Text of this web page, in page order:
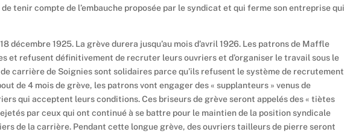
tenir compte de l’embauche proposée par le syndicat et qui ferme son entreprise qui
décembre 1925. La grève durera jusqu’au mois d’avril 1926. Les patrons de Maffle
et refusent définitivement de recruter leurs ouvriers et d’organiser le travail sous le
carrière de Soignies sont solidaires parce qu’ils refusent le système de recrutement
de 4 mois de grève, les patrons vont engager des « supplanteurs » venus de
qui acceptent leurs conditions. Ces briseurs de grève seront appelés des « tiètes
par ceux qui ont continué à se battre pour le maintien de la position syndicale
de la carrière. Pendant cette longue grève, des ouvriers tailleurs de pierre seront